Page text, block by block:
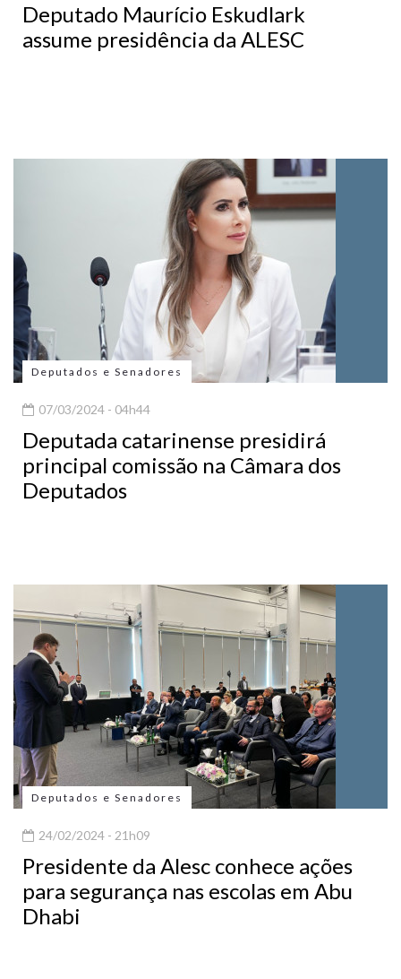
Deputado Maurício Eskudlark
assume presidência da ALESC
Deputados e Senadores
07/03/2024 - 04h44
Deputada catarinense presidirá
principal comissão na Câmara dos
Deputados
Deputados e Senadores
24/02/2024 - 21h09
Presidente da Alesc conhece ações
para segurança nas escolas em Abu
Dhabi